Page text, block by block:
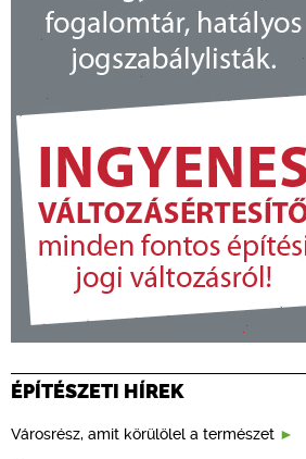
ÉPÍTÉSZETI HÍREK
Városrész, amit körülölel a természet